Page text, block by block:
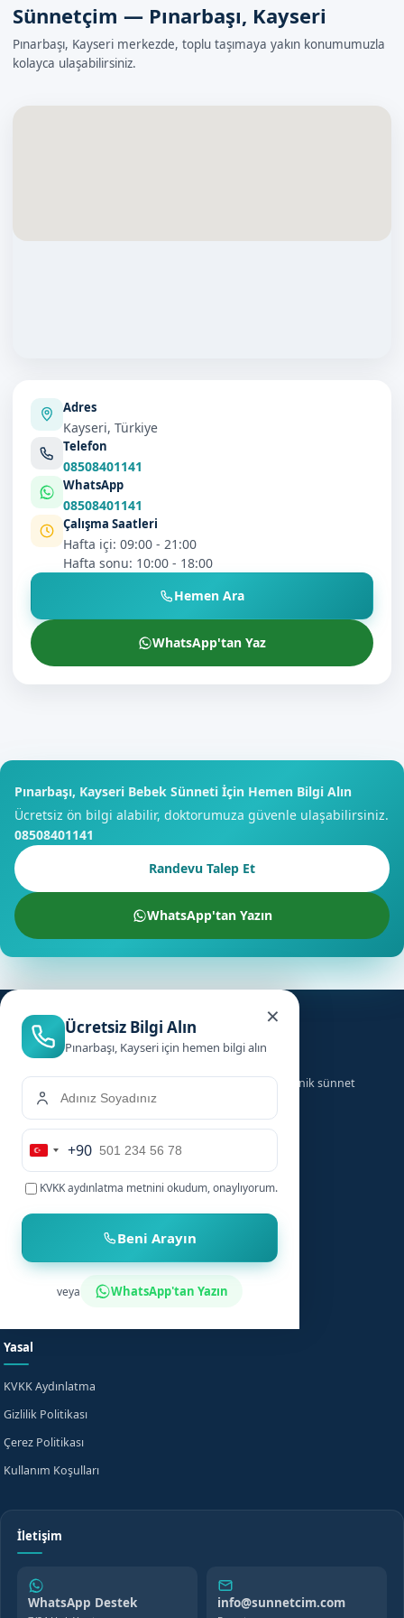
Sünnetçim — Pınarbaşı, Kayseri
Pınarbaşı, Kayseri merkezde, toplu taşımaya yakın konumumuzla
kolayca ulaşabilirsiniz.
Adres
Kayseri, Türkiye
Telefon
08508401141
WhatsApp
08508401141
Çalışma Saatleri
Hafta içi: 09:00 - 21:00
Hafta sonu: 10:00 - 18:00
Hemen Ara
WhatsApp'tan Yaz
Pınarbaşı, Kayseri Bebek Sünneti İçin Hemen Bilgi Alın
Ücretsiz ön bilgi alabilir, doktorumuza güvenle ulaşabilirsiniz.
08508401141
Randevu Talep Et
WhatsApp'tan Yazın
×
Ücretsiz Bilgi Alın
Pınarbaşı, Kayseri için hemen bilgi alın
Turkey
+90
+90
KVKK aydınlatma metnini okudum, onaylıyorum.
Beni Arayın
veya WhatsApp'tan Yazın
Türkiye genelinde ailelere güvenilir, hızlı ve hijyenik sünnet
hizmeti sunuyoruz.
Hizmetler
Bebek Sünneti
Çocuk Sünneti
Sünnet Sonrası Bakım
Fiyat Bilgisi
Evde Sünnet
Anasayfa
Şehirler
Bilgi Merkezi
Yasal
KVKK Aydınlatma
Gizlilik Politikası
Çerez Politikası
Kullanım Koşulları
İletişim
WhatsApp Destek info@sunnetcim.com